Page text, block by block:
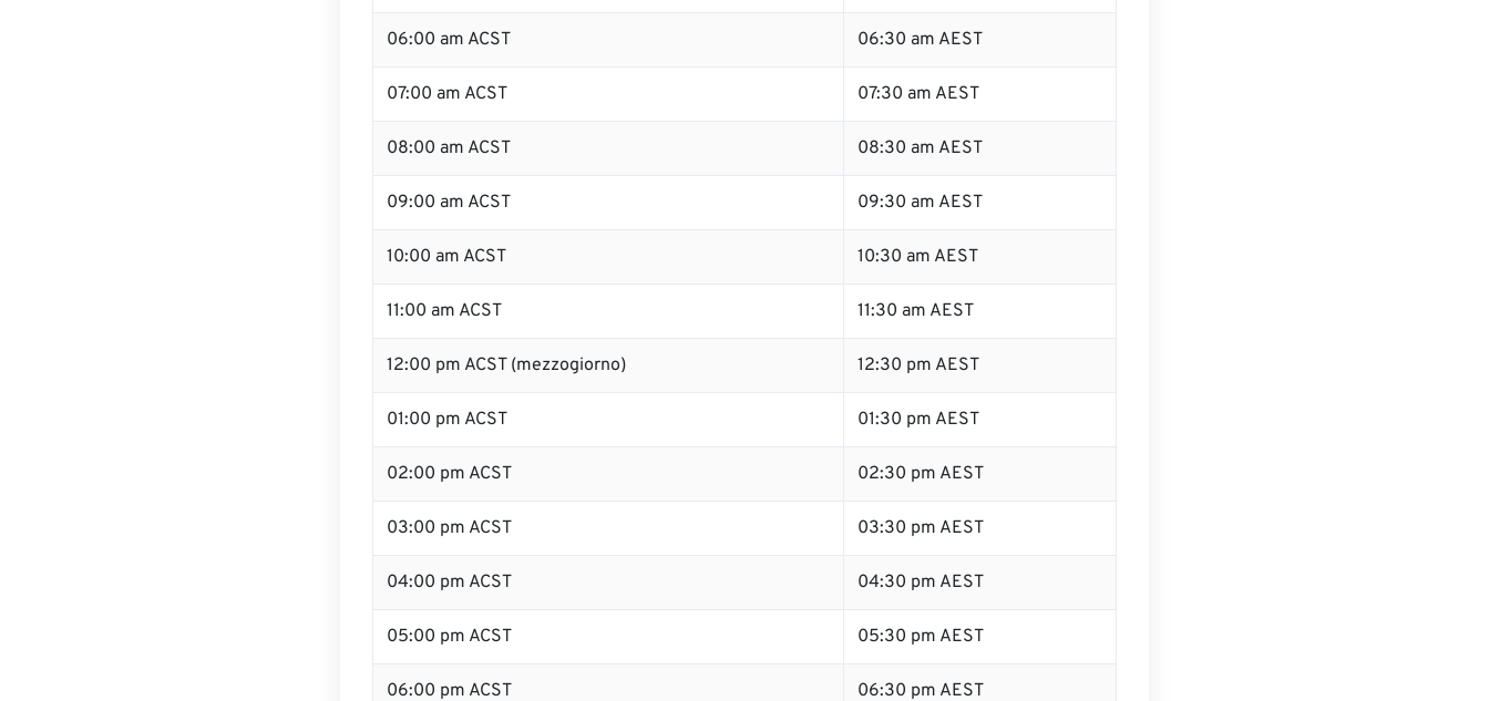
06:00 am ACST 06:30 am AEST
07:00 am ACST 07:30 am AEST
08:00 am ACST 08:30 am AEST
09:00 am ACST 09:30 am AEST
10:00 am ACST 10:30 am AEST
11:00 am ACST 11:30 am AEST
12:00 pm ACST (mezzogiorno) 12:30 pm AEST
01:00 pm ACST 01:30 pm AEST
02:00 pm ACST 02:30 pm AEST
03:00 pm ACST 03:30 pm AEST
04:00 pm ACST 04:30 pm AEST
05:00 pm ACST 05:30 pm AEST
06:00 pm ACST 06:30 pm AEST